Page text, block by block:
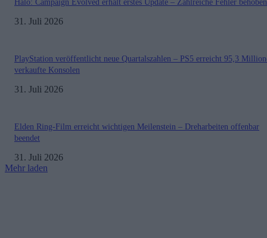
Halo: Campaign Evolved erhält erstes Update – Zahlreiche Fehler behoben
31. Juli 2026
PlayStation veröffentlicht neue Quartalszahlen – PS5 erreicht 95,3
verkaufte Konsolen
31. Juli 2026
Elden Ring-Film erreicht wichtigen Meilenstein – Dreharbeiten offenbar
beendet
31. Juli 2026
Mehr laden